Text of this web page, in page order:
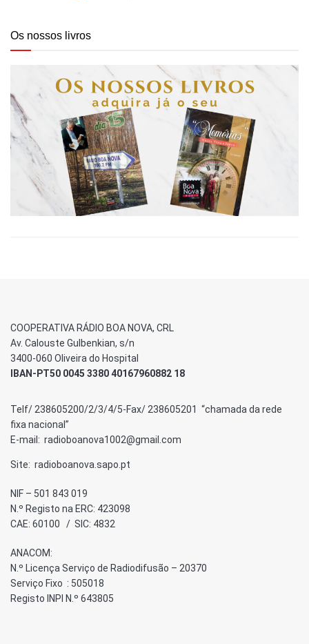
Os nossos livros
COOPERATIVA RÁDIO BOA NOVA, CRL
Av. Calouste Gulbenkian, s/n
3400-060 Oliveira do Hospital
IBAN-PT50 0045 3380 40167960882 18
Telf/ 238605200/2/3/4/5-Fax/ 238605201 “chamada da rede
fixa nacional”
E-mail: radioboanova1002@gmail.com
Site: radioboanova.sapo.pt
NIF – 501 843 019
N.º Registo na ERC: 423098
CAE: 60100 / SIC: 4832
ANACOM:
N.º Licença Serviço de Radiodifusão – 20370
Serviço Fixo : 505018
Registo INPI N.º 643805